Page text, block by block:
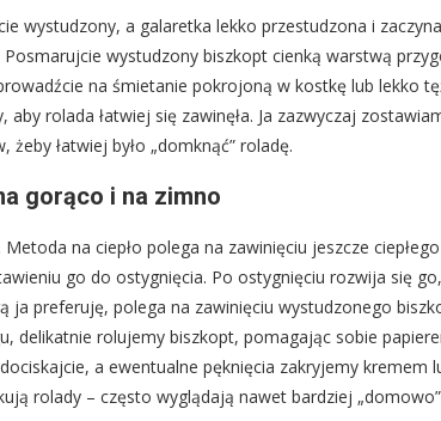
wystudzony, a galaretka lekko przestudzona i
wystudzony biszkopt cienką warstwą
na śmietanie pokrojoną w kostkę lub lekko
aby rolada łatwiej się zawinęła. Ja zazwyczaj
żeby łatwiej było „domknąć” roladę.
gorąco i na zimno
na ciepło polega na zawinięciu jeszcze
go do ostygnięcia. Po ostygnięciu rozwija się
ja preferuję, polega na zawinięciu wystudzonego
delikatnie rolujemy biszkopt, pomagając sobie
a ewentualne pęknięcia zakryjemy kremem
rolady – często wyglądają nawet bardziej